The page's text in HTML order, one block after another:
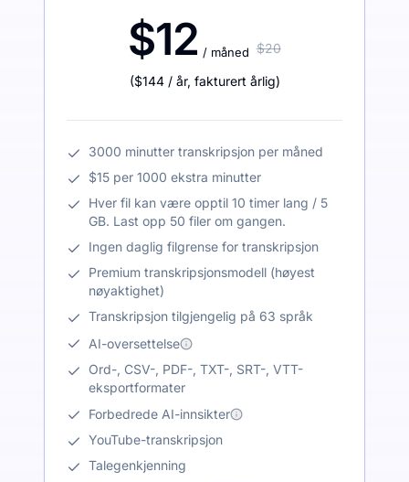
$12 / måned $20
($144 / år, fakturert årlig)
3000 minutter transkripsjon per måned
$15 per 1000 ekstra minutter
Hver fil kan være opptil 10 timer lang / 5
GB. Last opp 50 filer om gangen.
Ingen daglig filgrense for transkripsjon
Premium transkripsjonsmodell (høyest
nøyaktighet)
Transkripsjon tilgjengelig på 63 språk
AI-oversettelse
Ord-, CSV-, PDF-, TXT-, SRT-, VTT-
eksportformater
Forbedrede AI-innsikter
YouTube-transkripsjon
Talegenkjenning